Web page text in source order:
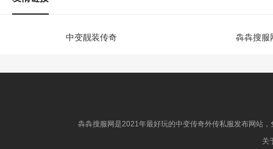
中变靓装传奇 犇犇搜服
犇犇搜服网是2021年最好玩的中变传奇外传私服发布网站
关